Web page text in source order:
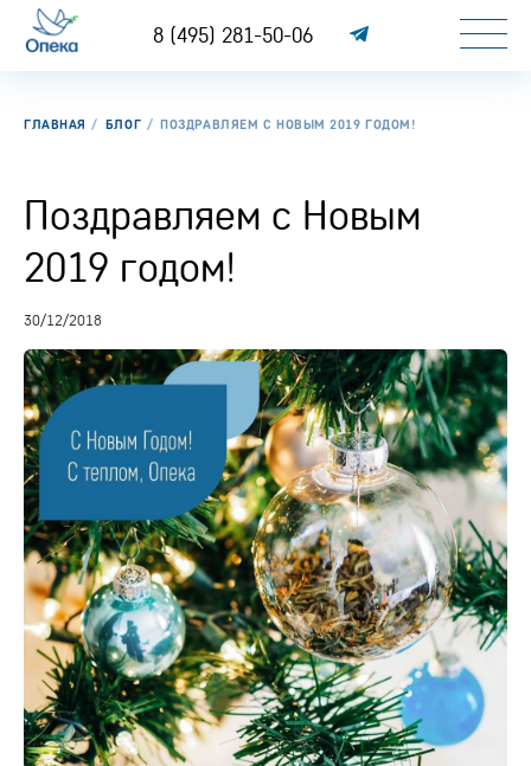
8 (495) 281-50-06
ГЛАВНАЯ БЛОГ ПОЗДРАВЛЯЕМ С НОВЫМ 2019 ГОДОМ!
Поздравляем с Новым
2019 годом!
30/12/2018